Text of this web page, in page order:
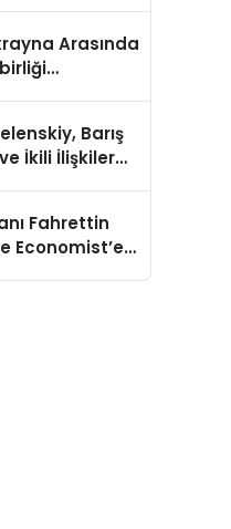
Arasında
Barış
İkili İlişkiler
Fahrettin
Economist’e